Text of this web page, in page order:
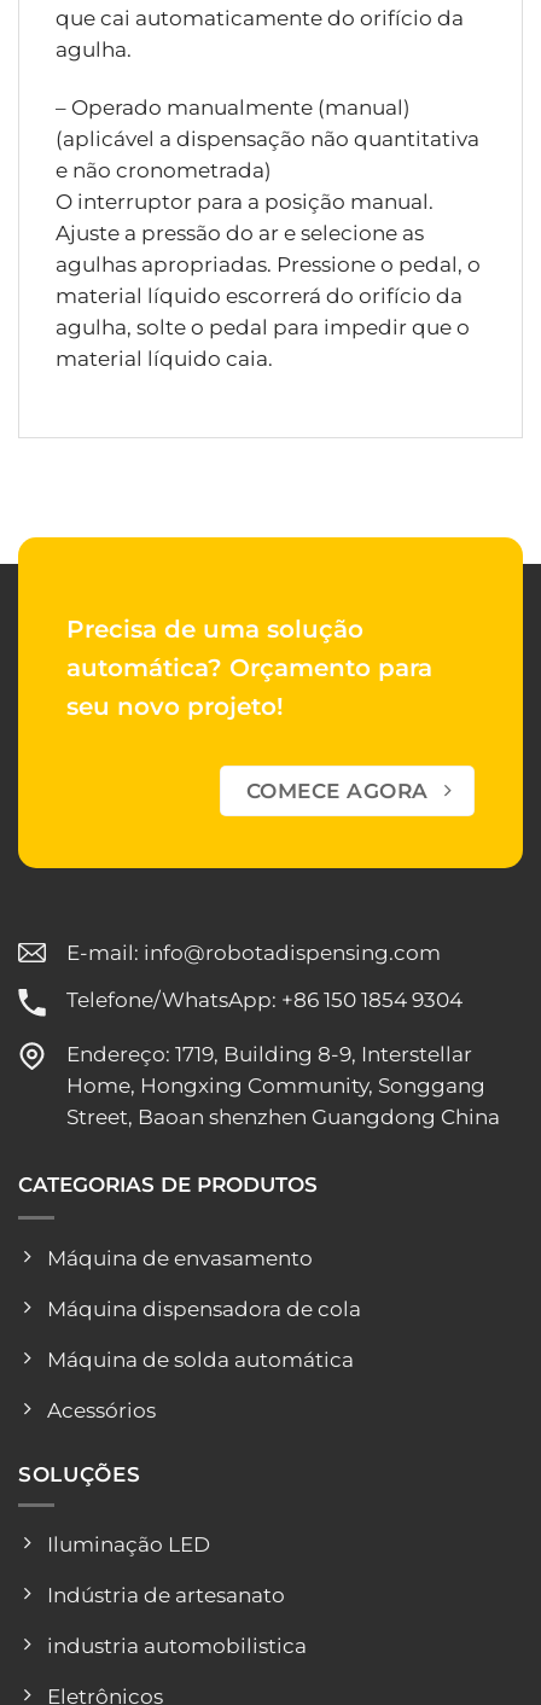
que cai automaticamente do orifício da
agulha.
– Operado manualmente (manual)
(aplicável a dispensação não quantitativa
e não cronometrada)
O interruptor para a posição manual.
Ajuste a pressão do ar e selecione as
agulhas apropriadas. Pressione o pedal, o
material líquido escorrerá do orifício da
agulha, solte o pedal para impedir que o
material líquido caia.
Precisa de uma solução
automática? Orçamento para
seu novo projeto!
COMECE AGORA
E-mail: info@robotadispensing.com
Telefone/WhatsApp: +86 150 1854 9304
Endereço: 1719, Building 8-9, Interstellar
Home, Hongxing Community, Songgang
Street, Baoan shenzhen Guangdong China
CATEGORIAS DE PRODUTOS
Máquina de envasamento
Máquina dispensadora de cola
Máquina de solda automática
Acessórios
SOLUÇÕES
Iluminação LED
Indústria de artesanato
industria automobilistica
Eletrônicos